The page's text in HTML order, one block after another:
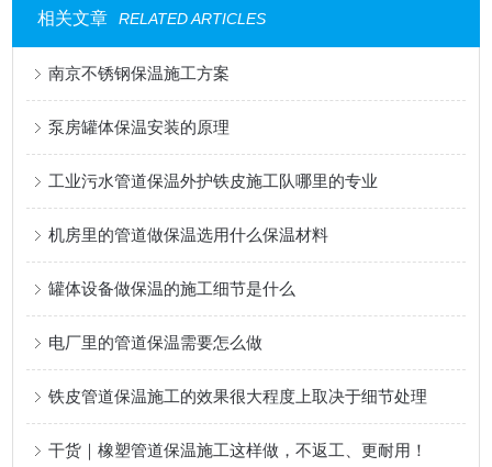
相关文章 RELATED ARTICLES
南京不锈钢保温施工方案
泵房罐体保温安装的原理
工业污水管道保温外护铁皮施工队哪里的专业
机房里的管道做保温选用什么保温材料
罐体设备做保温的施工细节是什么
电厂里的管道保温需要怎么做
铁皮管道保温施工的效果很大程度上取决于细节处理
干货｜橡塑管道保温施工这样做，不返工、更耐用！